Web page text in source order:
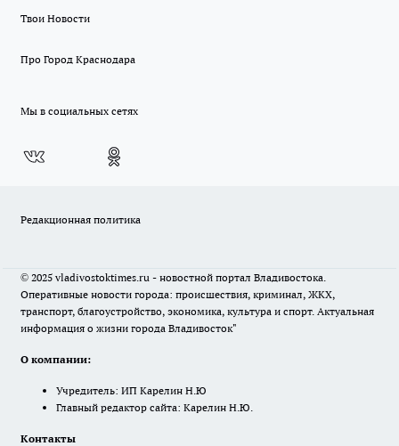
Твои Новости
Про Город Краснодара
Мы в социальных сетях
Редакционная политика
© 2025 vladivostoktimes.ru - новостной портал Владивостока.
Оперативные новости города: происшествия, криминал, ЖКХ,
транспорт, благоустройство, экономика, культура и спорт. Актуальная
информация о жизни города Владивосток"
О компании:
Учредитель: ИП Карелин Н.Ю
Главный редактор сайта: Карелин Н.Ю.
Контакты